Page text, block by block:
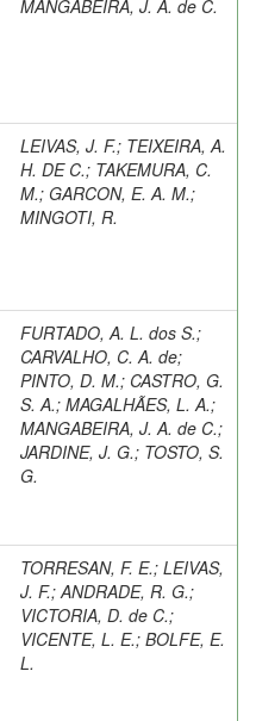
MANGABEIRA, J. A. de C.
LEIVAS, J. F.; TEIXEIRA, A.
H. DE C.; TAKEMURA, C.
M.; GARCON, E. A. M.;
MINGOTI, R.
FURTADO, A. L. dos S.;
CARVALHO, C. A. de;
PINTO, D. M.; CASTRO, G.
S. A.; MAGALHÃES, L. A.;
MANGABEIRA, J. A. de C.;
JARDINE, J. G.; TOSTO, S.
G.
TORRESAN, F. E.; LEIVAS,
J. F.; ANDRADE, R. G.;
VICTORIA, D. de C.;
VICENTE, L. E.; BOLFE, E.
L.